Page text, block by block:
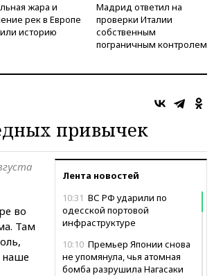
жара и
рек в Европе
историю
Мадрид ответил на
проверки Италии
собственным
пограничным контролем
привычек
Лента новостей
10:31 ВС РФ ударили по
одесской портовой
инфраструктуре
10:10 Премьер Японии снова
не упомянула, чья атомная
бомба разрушила Нагасаки
во
Там
наше